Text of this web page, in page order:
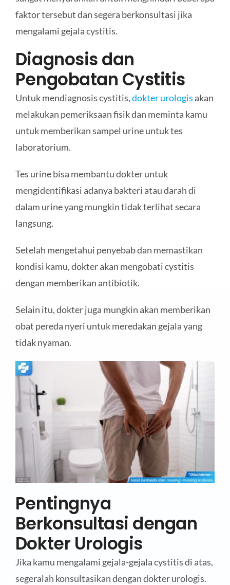
faktor tersebut dan segera berkonsultasi jika
mengalami gejala cystitis.
Diagnosis dan
Pengobatan Cystitis
Untuk mendiagnosis cystitis,dokter urologis akan
melakukan pemeriksaan fisik dan meminta kamu
untuk memberikan sampel urine untuk tes
laboratorium.
Tes urine bisa membantu dokter untuk
mengidentifikasi adanya bakteri atau darah di
dalam urine yang mungkin tidak terlihat secara
langsung.
Setelah mengetahui penyebab dan memastikan
kondisi kamu, dokter akan mengobati cystitis
dengan memberikan antibiotik.
Selain itu, dokter juga mungkin akan memberikan
obat pereda nyeri untuk meredakan gejala yang
tidak nyaman.
Pentingnya
Berkonsultasi dengan
Dokter Urologis
Jika kamu mengalami gejala-gejala cystitis di atas,
segeralah konsultasikan dengan dokter urologis.